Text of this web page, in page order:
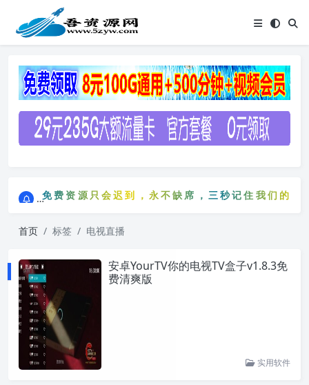
免费资源只会迟到，永不缺席，三秒记住我们的网
免费资源只会迟到，永不缺席，三秒记住我们的
首页 标签 电视直播
安卓YourTV你的电视TV盒子v1.8.3免
费清爽版
实用软件